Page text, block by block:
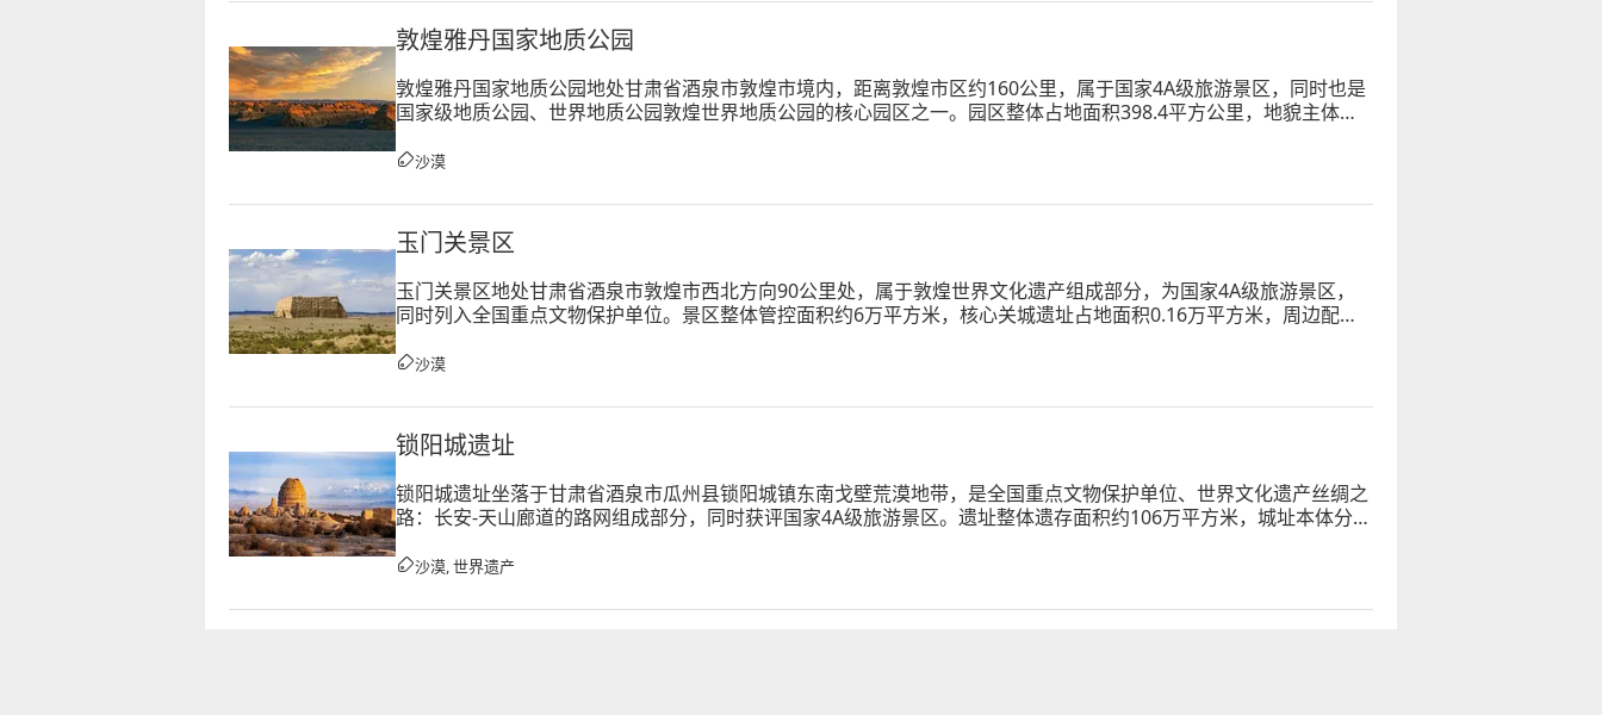
敦煌雅丹国家地质公园
敦煌雅丹国家地质公园地处甘肃省酒泉市敦煌市境内，距离敦煌市区约160公里，属于国家4A级旅游景区，同时也是
国家级地质公园、世界地质公园敦煌世界地质公园的核心园区之一。园区整体占地面积398.4平方公里，地貌主体形
沙漠
玉门关景区
玉门关景区地处甘肃省酒泉市敦煌市西北方向90公里处，属于敦煌世界文化遗产组成部分，为国家4A级旅游景区，
同时列入全国重点文物保护单位。景区整体管控面积约6万平方米，核心关城遗址占地面积0.16万平方米，周边配套
沙漠
锁阳城遗址
锁阳城遗址坐落于甘肃省酒泉市瓜州县锁阳城镇东南戈壁荒漠地带，是全国重点文物保护单位、世界文化遗产丝绸之
路：长安-天山廊道的路网组成部分，同时获评国家4A级旅游景区。遗址整体遗存面积约106万平方米，城址本体分为
沙漠, 世界遗产